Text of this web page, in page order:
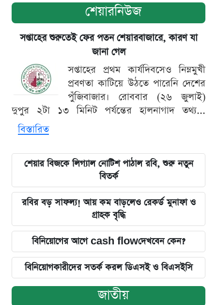
শেয়ারনিউজ
সপ্তাহের শুরুতেই ফের পতন শেয়ারবাজারে, কারণ যা
জানা গেল
সপ্তাহের প্রথম কার্যদিবসেও নিম্নমুখী
প্রবণতা কাটিয়ে উঠতে পারেনি দেশের
পুঁজিবাজার। রোববার (২৬ জুলাই)
দুপুর ২টা ১৩ মিনিট পর্যন্তের হালনাগাদ তথ্য...
বিস্তারিত
শেয়ার বিজকে লিগ্যাল নোটিশ পাঠাল রবি, শুরু নতুন
বিতর্ক
রবির বড় সাফল্য! আয় কম বাড়লেও রেকর্ড মুনাফা ও
গ্রাহক বৃদ্ধি
বিনিয়োগের আগে cash flowদেখবেন কেন?
বিনিয়োগকারীদের সতর্ক করল ডিএসই ও বিএসইসি
জাতীয়